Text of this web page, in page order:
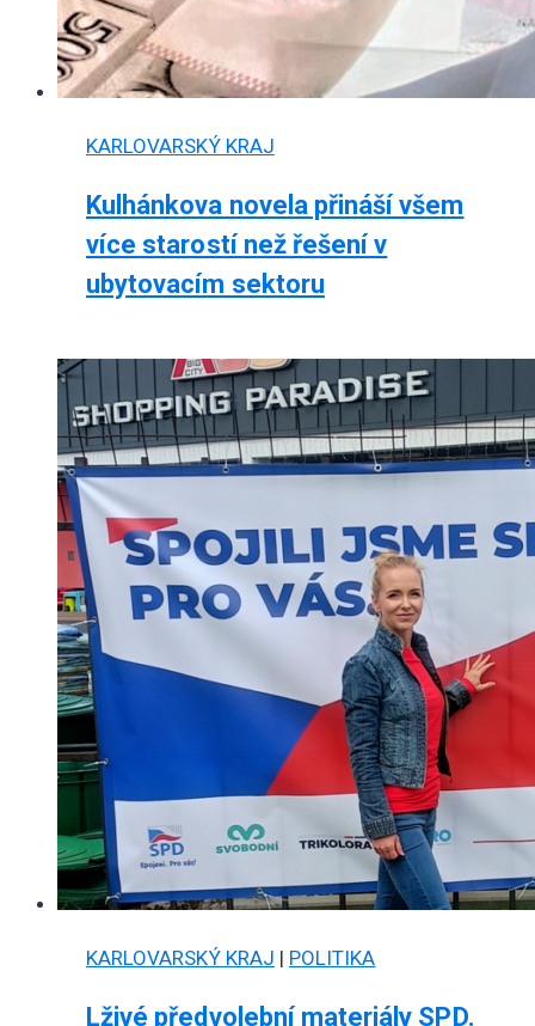
KARLOVARSKÝ KRAJ
Kulhánkova novela přináší všem
více starostí než řešení v
ubytovacím sektoru
KARLOVARSKÝ KRAJ | POLITIKA
Lživé předvolební materiály SPD.